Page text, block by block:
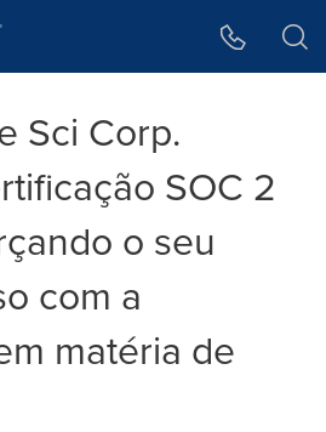
Sci Corp.
SOC 2
o seu
com a
matéria de